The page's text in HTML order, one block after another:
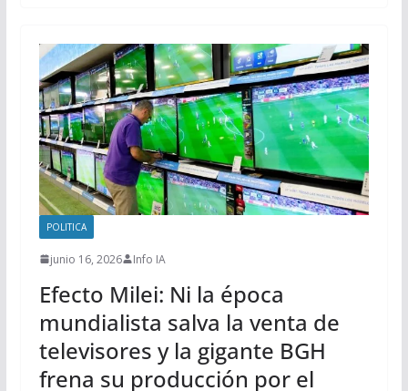
POLITICA
junio 16, 2026 Info IA
Efecto Milei: Ni la época
mundialista salva la venta de
televisores y la gigante BGH
frena su producción por el